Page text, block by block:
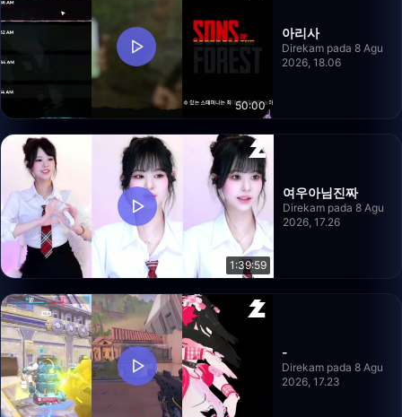
50:00
아리사
Direkam pada 8 Agu
2026, 18.06
1:39:59
여우아님진짜
Direkam pada 8 Agu
2026, 17.26
-
Direkam pada 8 Agu
2026, 17.23